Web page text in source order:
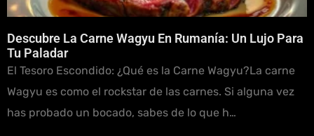
Descubre La Carne Wagyu En Rumanía: Un Lujo Para
Tu Paladar
El Tesoro Escondido: ¿Qué es la Carne Wagyu?La carne
Wagyu es como el rockstar de las carnes. Si alguna vez
has probado un bocado, sabes de lo que h…